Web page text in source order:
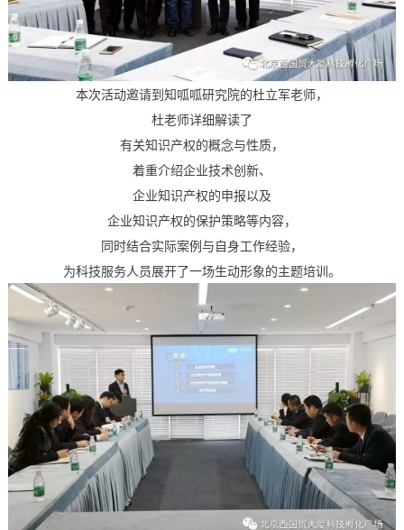
本次活动邀请到知呱呱研究院的杜立军老师，
杜老师详细解读了
有关知识产权的概念与性质，
着重介绍企业技术创新、
企业知识产权的申报以及
企业知识产权的保护策略等内容，
同时结合实际案例与自身工作经验，
为科技服务人员展开了一场生动形象的主题培训。